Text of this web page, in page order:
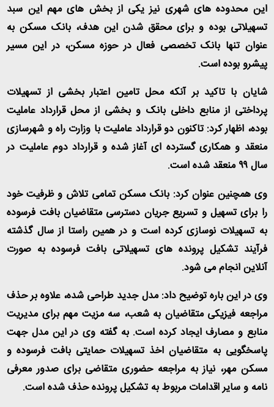
این محدوده های شهری نیز یکی از بخش های مهم این سبد
تسهیلاتی بوده و برای محقق شدن این هدف، بانک مسکن به
عنوان تنها بانک تخصصی فعال در حوزه مسکن، در این مسیر
پیشرو بوده است.
شایان با تاکید بر آنکه محل تامین اعتبار بخشی از تسهیلات
پرداختی از منابع داخلی بانک و بخشی از محل قرارداد عاملیت
بوده، اظهار کرد: تاکنون دو قرارداد عاملیت با وزارت راه و شهرسازی
منعقد و همکاری گسترده ای آغاز شده و قرارداد دوم عاملیت در
سال ۹۹ منعقد شده است
.
وی همچنین عنوان کرد: بانک مسکن تمامی تلاش و ظرفیت خود
را برای تسهیل و تسریع جریان دسترسی متقاضیان بافت فرسوده
به تسهیلات نوسازی کرده است و در همین راستا از سال گذشته
فرآیند تشکیل پرونده های تسهیلاتی بافت فرسوده به صورت
آنلاین انجام می شود.
وی در این باره توضیح داد: مدل جدید طراحی شده، علاوه بر حذف
مراجعه فیزیکی متقاضیان به شعب، سه مزیت مهم برای مدیریت
منابع و مصارف ایجاد کرده است. به گفته وی در این مدل جهت
پاسخگویی به متقاضیان اخذ تسهیلات حمایتی بافت فرسوده و
مسکن مهر، نیاز به مراجعه حضوری متقاضی برای صدور معرفی
نامه و سایر اقدامات مربوط به تشکیل پرونده حذف شده است.